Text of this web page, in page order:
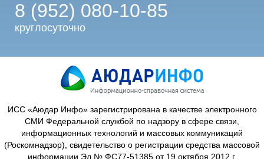
8 (952) 080-10-85
круглосуточно
ИСС «Аюдар Инфо» зарегистрирована в качестве электронного
СМИ Федеральной службой по надзору в сфере связи,
информационных технологий и массовых коммуникаций
(Роскомнадзор), свидетельство о регистрации средства массовой
информации Эл № ФС77-51385 от 19 октября 2012 г.